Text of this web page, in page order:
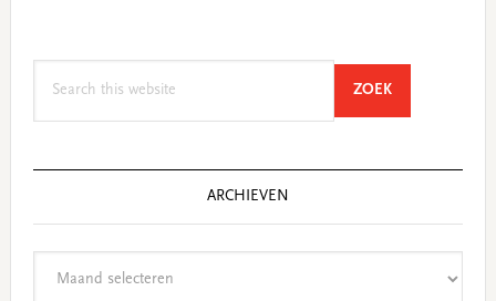
ZOEKSEARCH
ARCHIEVEN